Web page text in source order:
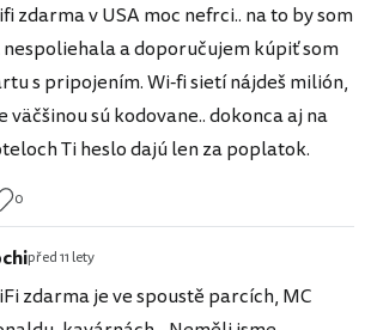
zdarma v USA moc nefrci.. na to by som
nespoliehala a doporučujem kúpiť som
s pripojením. Wi-fi sietí nájdeš milión,
väčšinou sú kodovane.. dokonca aj na
Ti heslo dajú len za poplatok.
0
před 11 lety
zdarma je ve spoustě parcích, MC